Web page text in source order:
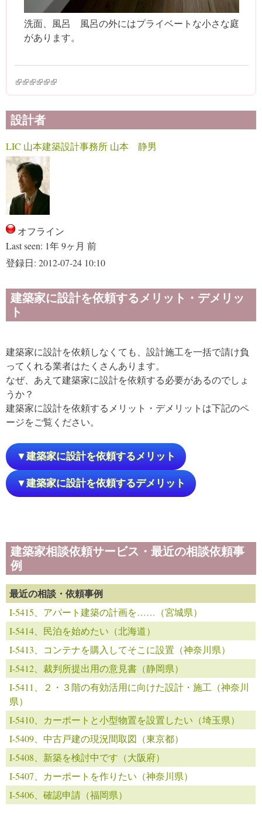
洗面、風呂 風呂の外にはプライベートな小さな庭
があります。
(link is external)
(link is external)
(link is external)
(link is external)
(link is external)
(link is external)
設計者
LIC 山本建築設計事務所 山本 静男
オフライン
Last seen: 1年 9ヶ月 前
登録日: 2012-07-24 10:10
建築家に設計を依頼するメリット・デメリッ
ト
建築家に設計を依頼しなくても、設計施工を一括で請け負
ってくれる業者はたくさんあります。
なぜ、あえて建築家に設計を依頼する必要があるのでしょ
うか？
建築家に設計を依頼するメリット・デメリットは下記のペ
ージをご覧ください。
▼建築家に設計を依頼するメリット
▼建築家に設計を依頼するデメリット
建築家相談依頼サービス・最近の相談依頼事
例
最近の相談・依頼事例
I-5415、アパート建築の計画を……（宮城県）
I-5414、民泊を始めたい（北海道）
I-5413、コンテナを購入してそこに設置（神奈川県）
I-5412、裁判所提出用の意見書（静岡県）
I-5411、２・３階の有効活用に向けた設計・施工（神奈川
県）
I-5410、カーポートと小型物置を設置したい（埼玉県）
I-5409、中古戸建の現況間取図（東京都）
I-5408、新築を検討中です（大阪府）
I-5407、カーポートを作りたい（神奈川県）
I-5406、確認申請（福岡県）